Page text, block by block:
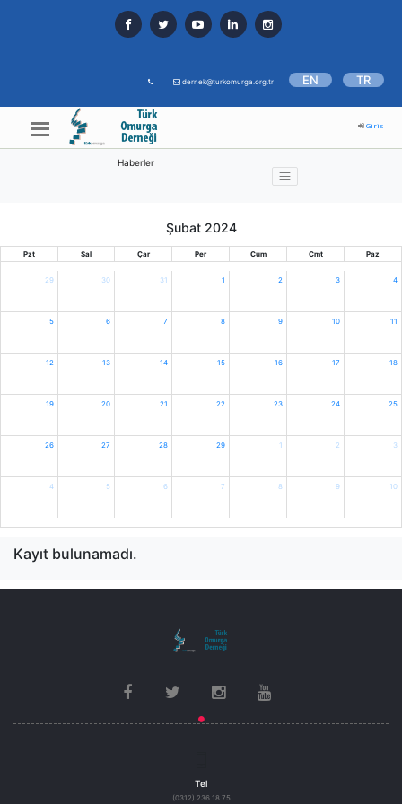
dernek@turkomurga.org.tr EN TR
Giris
Haberler
Şubat 2024
Pzt Sal Çar Per Cum Cmt Paz
29 30 31 1 2 3 4
5 6 7 8 9 10 11
12 13 14 15 16 17 18
19 20 21 22 23 24 25
26 27 28 29 1 2 3
4 5 6 7 8 9 10
Kayıt bulunamadı.
Tel
(0312) 236 18 75